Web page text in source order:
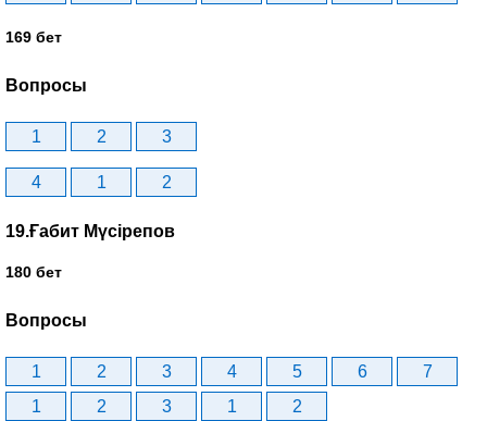
169 бет
Вопросы
1 2 3
4 1 2
19.Ғабит Мүсірепов
180 бет
Вопросы
1 2 3 4 5 6
7
1
2 3 1 2